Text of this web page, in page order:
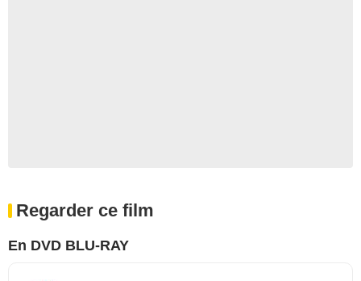
Regarder ce film
En DVD BLU-RAY